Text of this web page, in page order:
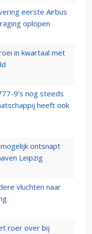
eerste Airbus
oplopen
in kwartaal met
9’s nog steeds
heeft ook
ontsnapt
Leipzig
vluchten naar
roer over bij